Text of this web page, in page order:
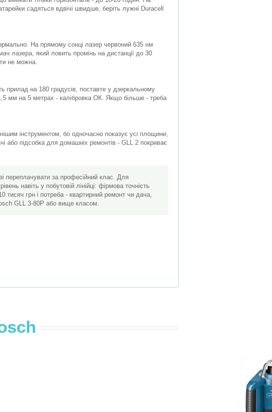
садяться вдвічі швидше, беріть лужні Duracell
На прямому сонці лазер червоний 635 нм
лазера, який ловить промінь на дистанції до 30
не можна.
прилад на 180 градусів, поставте у дзеркальному
1,5 мм на 5 метрах - калібровка ОК. Якщо більше - треба
інструментом, бо одночасно показує усі площини,
або підсобка для домашніх ремонтів - GLL 2 покриває
переплачувати за професійний клас. Для
навіть у побутовій лінійці: фірмова точність
тисяч грн і потреба - квартирний ремонт чи дача,
GLL 3-80P або вище класом.